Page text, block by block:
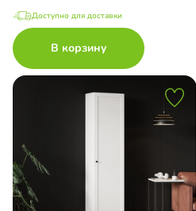
Доступно для доставки
В корзину